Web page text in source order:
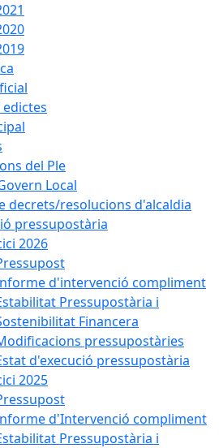
del Ple
Local
decrets/resolucions d'alcaldia
pressupostària
2026
d'intervenció compliment
Pressupostària i
Financera
pressupostàries
d'execució pressupostària
2025
d'Intervenció compliment
Pressupostària i